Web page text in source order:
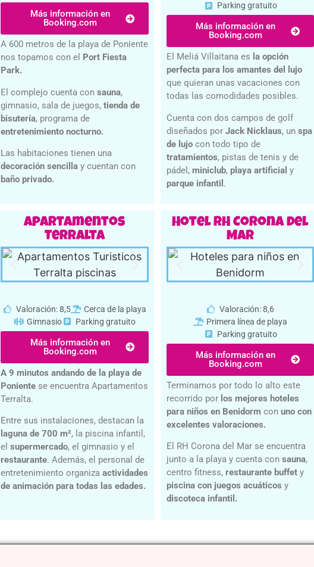
Más información en
Booking.com
A 600 metros de la playa de Poniente
nos topamos con el Port Fiesta
Park.
El complejo cuenta consauna,
gimnasio, sala de juegos,tienda de
bisutería, programa de
entretenimiento nocturno.
Las habitaciones tienen una
decoración sencilla y cuentan con
baño privado.
Parking gratuito
Más información en
Booking.com
El Meliá Villaitana es la opción
perfecta para los amantes del lujo
que quieran unas vacaciones con
todas las comodidades posibles.
Cuenta con dos campos de golf
diseñados por Jack Nicklaus, un spa
de lujocon todo tipo de
tratamientos, pistas de tenis y de
pádel, miniclub, playa artificial y
parque infantil .
Apartamentos
Terralta
Valoración: 8,5
Cerca de la playa
Gimnasio
Parking gratuito
Más información en
Booking.com
A 9 minutos andando de la playa de
Poniente se encuentra Apartamentos
Terralta.
Entre sus instalaciones, destacan la
laguna de 700 m², la piscina infantil,
elsupermercado, el gimnasio y el
restaurante. Además, el personal de
entretenimiento organizaactividades
de animación para todas las edades.
Hotel RH Corona del
Mar
Valoración: 8,6
Primera línea de playa
Parking gratuito
Más información en
Booking.com
Terminamos por todo lo alto este
recorrido porlos mejores hoteles
para niños en Benidormconuno con
excelentes valoraciones.
El RH Corona del Mar se encuentra
junto a la playa y cuenta con sauna,
centro fitness, restaurante buffety
piscina con juegos acuáticos y
discoteca infantil.